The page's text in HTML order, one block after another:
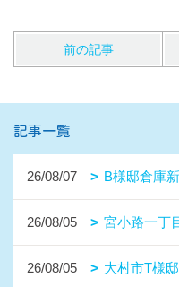
前の記事
記事一覧
26/08/07 B様邸倉庫
26/08/05 宮小路一丁
26/08/05 大村市T様